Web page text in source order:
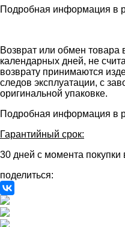
Подробная информация в
Возврат или обмен товара
календарных дней, не
возврату принимаются
следов эксплуатации, с
оригинальной упаковке.
Подробная информация в
Гарантийный срок:
30 дней с момента покупки
поделиться: